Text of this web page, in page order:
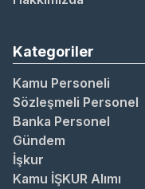
Kategoriler
Kamu Personeli
Sözleşmeli Personel
Banka Personel
Gündem
İşkur
Kamu İŞKUR Alımı